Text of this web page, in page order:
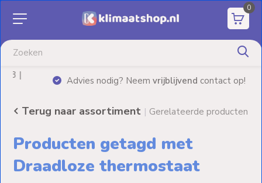
0
Advies nodig? Neemvrijblijvendcontact op!
Aanbiedingen
verwarming
Elektrische
Boilers
Terug naar assortiment | Gerelateerde producten
Producten getagd met
Draadloze thermostaat